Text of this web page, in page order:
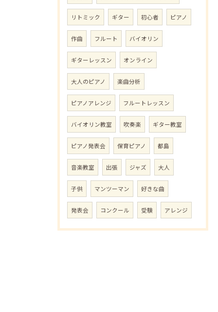
リトミック ギター 初心者 ピアノ
作曲 フルート バイオリン
ギターレッスン オンライン
大人のピアノ 楽曲分析
ピアノアレンジ フルートレッスン
バイオリン教室 吹奏楽 ギター教室
ピアノ発表会 保育ピアノ 都島
音楽教室 出張 ジャズ 大人
子供 マンツーマン 好きな曲
発表会 コンクール 受験 アレンジ